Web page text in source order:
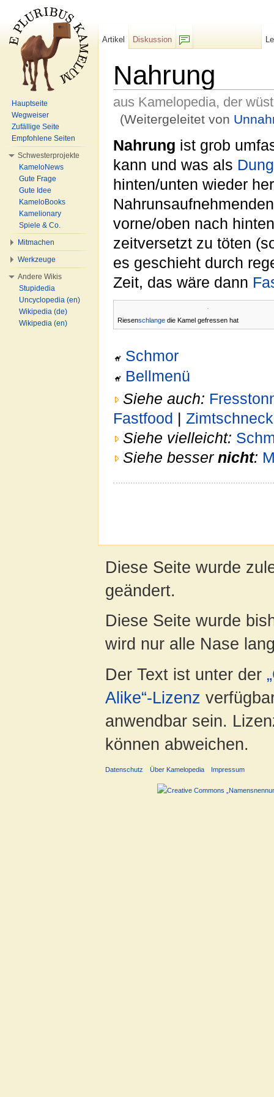
Nahrung
aus Kamelopedia, der
(Weitergeleitet von
Nahrung ist grob
kann und was als Dung
hinten/unten wieder
vorne/oben nach
zeitversetzt zu töten
es geschieht durch
Zeit, das wäre dann
Riesenschlange die Kamel gefressen hat
Schmor
Bellmenü
Siehe auch:
Fastfood
Siehe vielleicht:
Siehe besser nicht:
Artikel
Diskussion
Hauptseite
Wegweiser
Zufällige Seite
Empfohlene Seiten
Schwesterprojekte
KameloNews
Gute Frage
Gute Idee
KameloBooks
Kamelionary
Spiele & Co.
Mitmachen
Werkzeuge
Andere Wikis
Stupidedia
Uncyclopedia (en)
Wikipedia (de)
Wikipedia (en)
Diese Seite wurde
geändert.
Diese Seite wurde
wird nur alle Nase
Der Text ist unter der
Alike“-Lizenz
anwendbar sein.
können abweichen.
Datenschutz Über Kamelopedia Impressum